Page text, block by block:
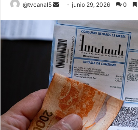
@tvcanal5
Send
email
junio 29, 2026 0